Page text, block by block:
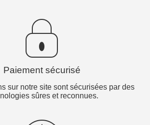
Paiement sécurisé
sur notre site sont sécurisées par des
sûres et reconnues.